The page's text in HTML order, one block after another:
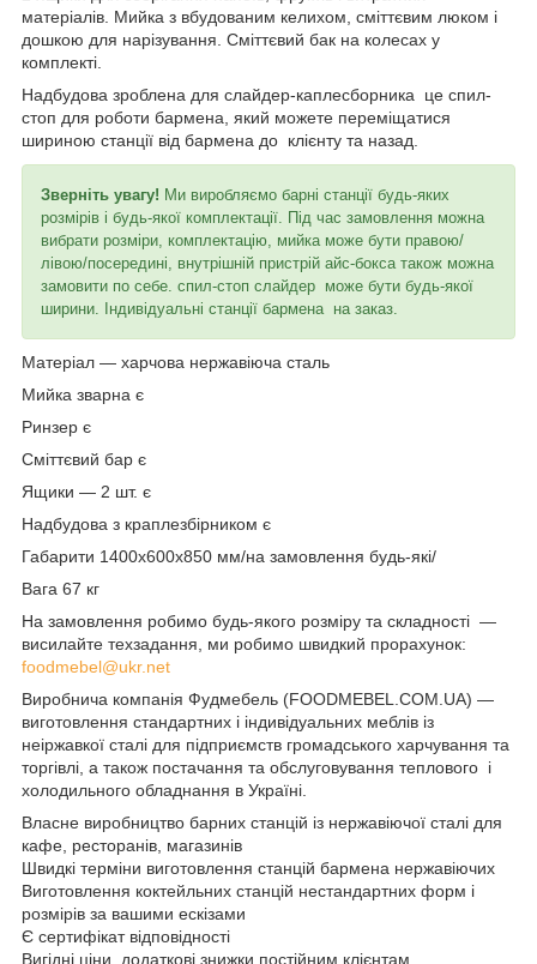
матеріалів. Мийка з вбудованим келихом, сміттєвим люком і
дошкою для нарізування. Сміттєвий бак на колесах у
комплекті.
Надбудова зроблена для слайдер-каплесборника це спил-
стоп для роботи бармена, який можете переміщатися
шириною станції від бармена до клієнту та назад.
Зверніть увагу! Ми виробляємо барні станції будь-яких
розмірів і будь-якої комплектації. Під час замовлення можна
вибрати розміри, комплектацію, мийка може бути правою/
лівою/посередині, внутрішній пристрій айс-бокса також можна
замовити по себе. спил-стоп слайдер може бути будь-якої
ширини. Індивідуальні станції бармена на заказ.
Матеріал — харчова нержавіюча сталь
Мийка зварна є
Ринзер є
Сміттєвий бар є
Ящики — 2 шт. є
Надбудова з краплезбірником є
Габарити 1400х600х850 мм/на замовлення будь-які/
Вага 67 кг
На замовлення робимо будь-якого розміру та складності —
висилайте техзадання, ми робимо швидкий прорахунок:
foodmebel@ukr.net
Виробнича компанія Фудмебель (FOODMEBEL.СOM.UA) —
виготовлення стандартних і індивідуальних меблів із
неіржавкої сталі для підприємств громадського харчування та
торгівлі, а також постачання та обслуговування теплового і
холодильного обладнання в Україні.
Власне виробництво барних станцій із нержавіючої сталі для
кафе, ресторанів, магазинів
Швидкі терміни виготовлення станцій бармена нержавіючих
Виготовлення коктейльних станцій нестандартних форм і
розмірів за вашими ескізами
Є сертифікат відповідності
Вигідні ціни, додаткові знижки постійним клієнтам